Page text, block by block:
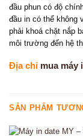
đầu phun có độ
đầu in có thể không
phải khoá chặt nắp
môi trường đến hệ
Địa chỉ mua máy
SẢN PHẨM